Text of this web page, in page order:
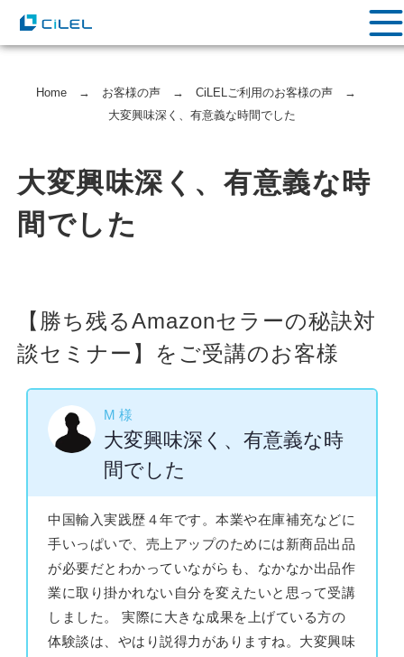
Home → お客様の声 → CiLELご利用のお客様の声 →
大変興味深く、有意義な時間でした
大変興味深く、有意義な時
間でした
【勝ち残るAmazonセラーの秘訣対
談セミナー】をご受講のお客様
M 様
大変興味深く、有意義な時
間でした
中国輸入実践歴４年です。本業や在庫補充などに
手いっぱいで、売上アップのためには新商品出品
が必要だとわかっていながらも、なかなか出品作
業に取り掛かれない自分を変えたいと思って受講
しました。 実際に大きな成果を上げている方の
体験談は、やはり説得力がありますね。大変興味